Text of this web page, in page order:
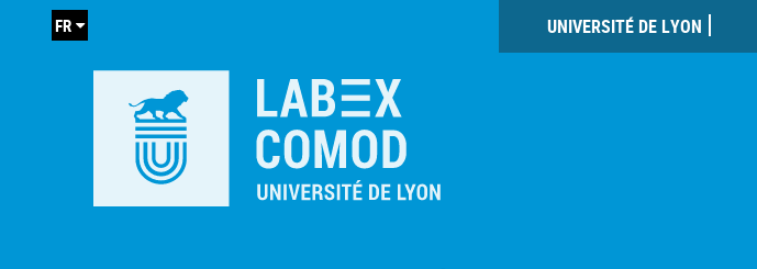
UNIVERSITÉ DE LYON
FR